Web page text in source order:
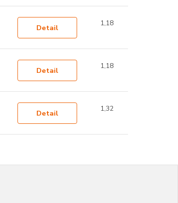
Detail 1,18
Detail 1,18
Detail 1,32